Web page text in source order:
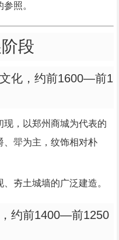
照。
段
文化，约前1600—前1
现，以郑州商城为代表的
、斝为主，纹饰相对朴
夯土城墙的广泛建造。
，约前1400—前1250